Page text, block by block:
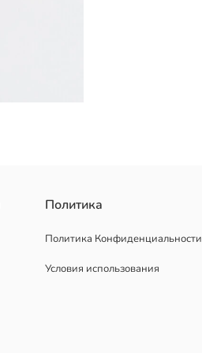
Политика
Политика Конфиденциальности
Условия использования